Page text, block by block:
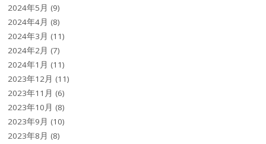
2024年5月 (9)
2024年4月 (8)
2024年3月 (11)
2024年2月 (7)
2024年1月 (11)
2023年12月 (11)
2023年11月 (6)
2023年10月 (8)
2023年9月 (10)
2023年8月 (8)